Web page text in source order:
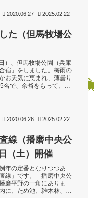
2020.06.27 2025.02.22
た（但馬牧場公
）、但馬牧場公園（兵庫
宿」をしました。梅雨の
お天気に恵まれ、薄曇り
名で、余裕をもって、楽
2020.06.26 2025.02.22
線（播磨中央公
（土）開催
年の定番となりつつあ
線」です。「播磨中央公
磨平野の一角にありま
に、ため池、雑木林、草